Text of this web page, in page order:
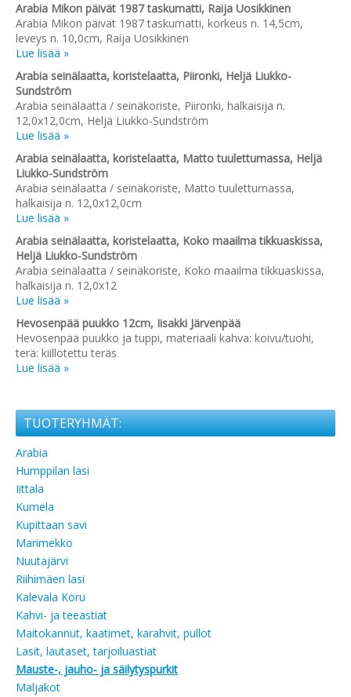
Arabia Mikon päivät 1987 taskumatti, Raija Uosikkinen
Arabia Mikon päivät 1987 taskumatti, korkeus n. 14,5cm,
leveys n. 10,0cm, Raija Uosikkinen
Lue lisää »
Arabia seinälaatta, koristelaatta, Piironki, Heljä Liukko-
Sundström
Arabia seinälaatta / seinäkoriste, Piironki, halkaisija n.
12,0x12,0cm, Heljä Liukko-Sundström
Lue lisää »
Arabia seinälaatta, koristelaatta, Matto tuulettumassa, Heljä
Liukko-Sundström
Arabia seinälaatta / seinäkoriste, Matto tuulettumassa,
halkaisija n. 12,0x12,0cm
Lue lisää »
Arabia seinälaatta, koristelaatta, Koko maailma tikkuaskissa,
Heljä Liukko-Sundström
Arabia seinälaatta / seinäkoriste, Koko maailma tikkuaskissa,
halkaisija n. 12,0x12
Lue lisää »
Hevosenpää puukko 12cm, Iisakki Järvenpää
Hevosenpää puukko ja tuppi, materiaali kahva: koivu/tuohi,
terä: kiillotettu teräs
Lue lisää »
TUOTERYHMÄT:
Arabia
Humppilan lasi
Iittala
Kumela
Kupittaan savi
Marimekko
Nuutajärvi
Riihimäen lasi
Kalevala Koru
Kahvi- ja teeastiat
Maitokannut, kaatimet, karahvit, pullot
Lasit, lautaset, tarjoiluastiat
Mauste-, jauho- ja säilytyspurkit
Maljakot